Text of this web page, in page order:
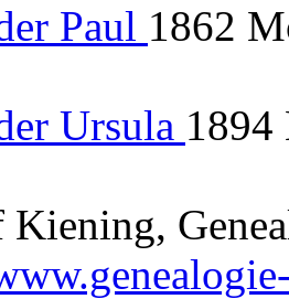
Paul 1862
Ursula 1894
Kiening,